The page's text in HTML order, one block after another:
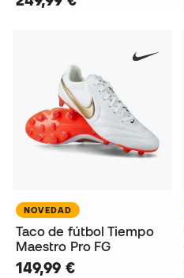
NOVEDAD
Taco de fútbol Tiempo
Maestro Pro FG
149,99 €